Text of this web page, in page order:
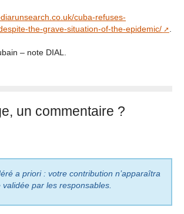
cuba-refuses-
the-grave-situation-of-the-epidemic/
– note DIAL.
un commentaire ?
a priori : votre contribution n’apparaîtra
validée par les responsables.